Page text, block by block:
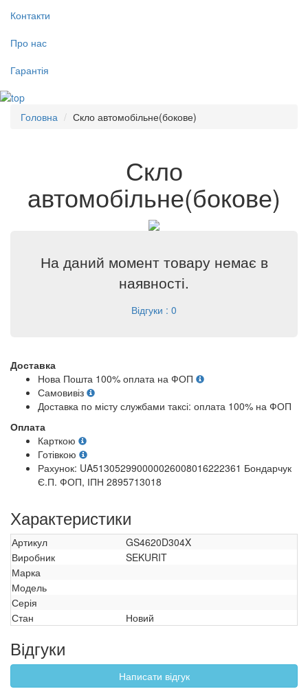
Контакти
Про нас
Гарантія
Головна Скло автомобільне(бокове)
Скло
автомобільне(бокове)
На даний момент товару немає в
наявності.
Відгуки : 0
Доставка
Нова Пошта 100% оплата на ФОП
Самовивіз
Доставка по місту службами таксі: оплата 100% на ФОП
Оплата
Карткою
Готівкою
Рахунок: UA513052990000026008016222361 Бондарчук
Є.П. ФОП, ІПН 2895713018
Характеристики
Артикул
GS4620D304X
Виробник
SEKURIT
Марка
Модель
Серія
Стан
Новий
Відгуки
Написати відгук